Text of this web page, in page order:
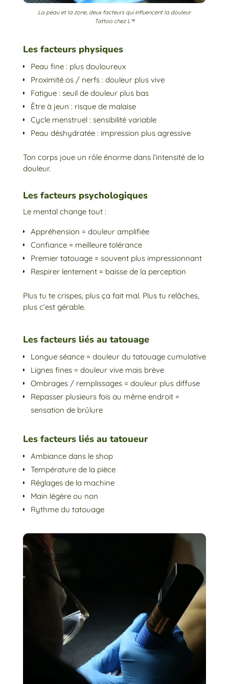
La peau et la zone, deux facteurs qui influencent la douleur
Tattoo chez L’®
Les facteurs physiques
Peau fine : plus douloureux
Proximité os / nerfs : douleur plus vive
Fatigue : seuil de douleur plus bas
Être à jeun : risque de malaise
Cycle menstruel : sensibilité variable
Peau déshydratée : impression plus agressive
Ton corps joue un rôle énorme dans l’intensité de la
douleur.
Les facteurs psychologiques
Le mental change tout :
Appréhension = douleur amplifiée
Confiance = meilleure tolérance
Premier tatouage = souvent plus impressionnant
Respirer lentement = baisse de la perception
Plus tu te crispes, plus ça fait mal. Plus tu relâches,
plus c’est gérable.
Les facteurs liés au tatouage
Longue séance = douleur du tatouage cumulative
Lignes fines = douleur vive mais brève
Ombrages / remplissages = douleur plus diffuse
Repasser plusieurs fois au même endroit =
sensation de brûlure
Les facteurs liés au tatoueur
Ambiance dans le shop
Température de la pièce
Réglages de la machine
Main légère ou non
Rythme du tatouage